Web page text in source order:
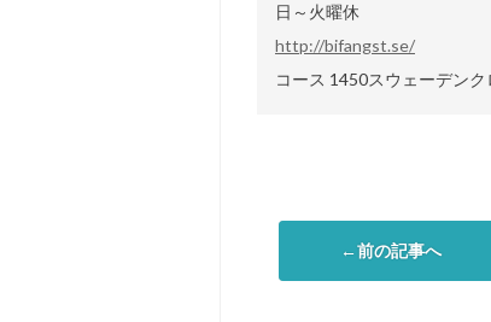
日～火曜休
http://bifangst.se/
コース 1450スウェーデンク
←前の記事へ